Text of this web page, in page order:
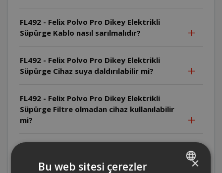
FL492 - Felix Polvo Pro Dikey Elektrikli
Süpürge Kablo nasıl sarılmalıdır?
FL492 - Felix Polvo Pro Dikey Elektrikli
Süpürge Cihaz suya daldırılabilir mi?
FL492 - Felix Polvo Pro Dikey Elektrikli
Süpürge Filtre olmadan cihaz kullanılabilir
mi?
FL492 - Felix Polvo Pro Dikey Elektrikli
×
Bu web sitesi çerezler